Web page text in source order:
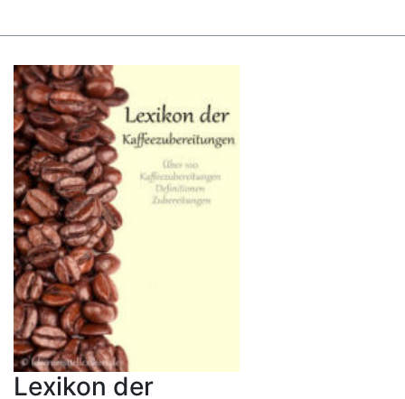
Lexikon der